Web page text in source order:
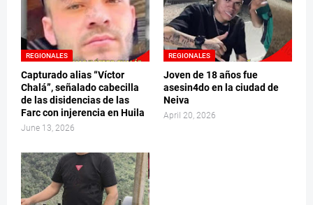
REGIONALES
Capturado alias “Víctor
Chalá”, señalado cabecilla
de las disidencias de las
Farc con injerencia en Huila
June 13, 2026
REGIONALES
Joven de 18 años fue
asesin4do en la ciudad de
Neiva
April 20, 2026